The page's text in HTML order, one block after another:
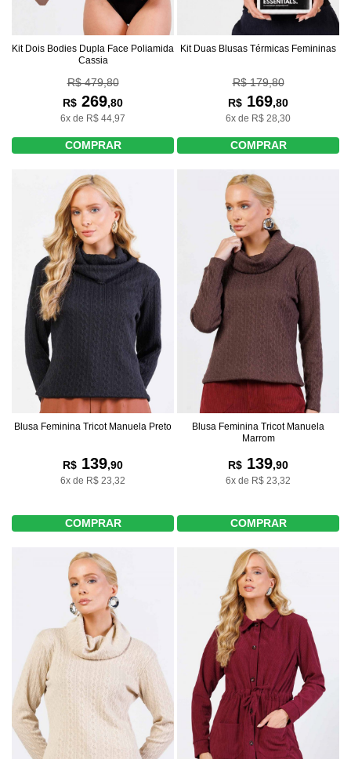
Kit Dois Bodies Dupla Face Poliamida
Cassia
R$ 479,80
R$ 269,80
6x de R$ 44,97
COMPRAR
Kit Duas Blusas Térmicas Femininas
R$ 179,80
R$ 169,80
6x de R$ 28,30
COMPRAR
Blusa Feminina Tricot Manuela Preto
R$ 139,90
6x de R$ 23,32
COMPRAR
Blusa Feminina Tricot Manuela
Marrom
R$ 139,90
6x de R$ 23,32
COMPRAR